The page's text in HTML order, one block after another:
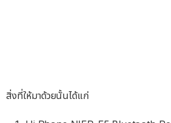
สิ่งที่ให้มาด้วยนั้นได้แก่